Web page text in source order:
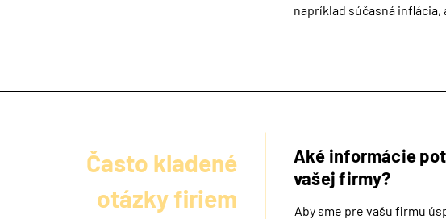
napríklad súčasná
Aké informácie
vašej firmy?
Aby sme pre vašu firmu
Často kladené
otázky firiem